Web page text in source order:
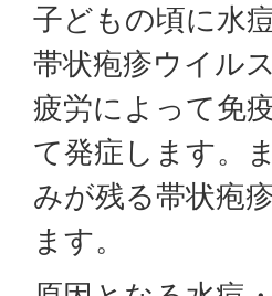
子どもの頃に水
帯状疱疹ウイル
疲労によって免
て発症します。
みが残る帯状疱
ます。